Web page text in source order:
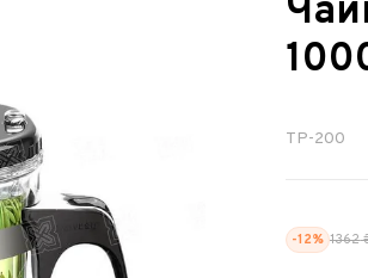
TP-200
-12% 1362